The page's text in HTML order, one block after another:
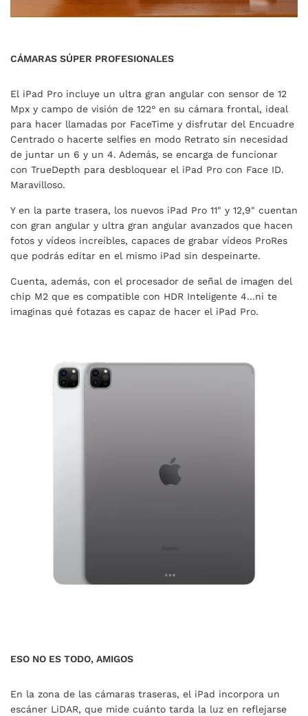
CÁMARAS SÚPER PROFESIONALES
El iPad Pro incluye un ultra gran angular con sensor de 12
Mpx y campo de visión de 122° en su cámara frontal, ideal
para hacer llamadas por FaceTime y disfrutar del Encuadre
Centrado o hacerte selfies en modo Retrato sin necesidad
de juntar un 6 y un 4. Además, se encarga de funcionar
con TrueDepth para desbloquear el iPad Pro con Face ID.
Maravilloso.
Y en la parte trasera, los nuevos iPad Pro 11" y 12,9" cuentan
con gran angular y ultra gran angular avanzados que hacen
fotos y vídeos increíbles, capaces de grabar vídeos ProRes
que podrás editar en el mismo iPad sin despeinarte.
Cuenta, además, con el procesador de señal de imagen del
chip M2 que es compatible con HDR Inteligente 4...ni te
imaginas qué fotazas es capaz de hacer el iPad Pro.
ESO NO ES TODO, AMIGOS
En la zona de las cámaras traseras, el iPad incorpora un
escáner LiDAR, que mide cuánto tarda la luz en reflejarse